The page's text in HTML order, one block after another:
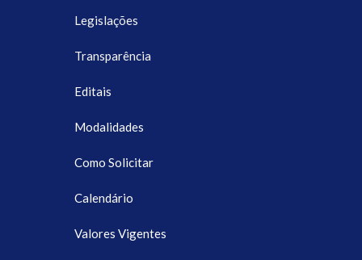
Legislações
Transparência
Editais
Modalidades
Como Solicitar
Calendário
Valores Vigentes